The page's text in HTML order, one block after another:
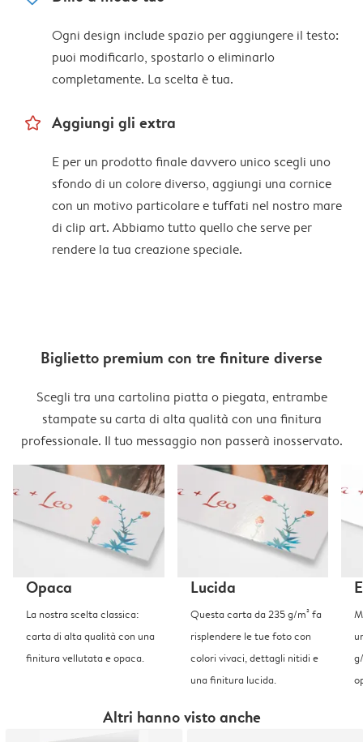
Ogni design include spazio per aggiungere il testo:
puoi modificarlo, spostarlo o eliminarlo
completamente. La scelta è tua.
star_outline Aggiungi gli extra
E per un prodotto finale davvero unico scegli uno
sfondo di un colore diverso, aggiungi una cornice
con un motivo particolare e tuffati nel nostro mare
di clip art. Abbiamo tutto quello che serve per
rendere la tua creazione speciale.
Biglietto premium con tre finiture diverse
Scegli tra una cartolina piatta o piegata, entrambe
stampate su carta di alta qualità con una finitura
professionale. Il tuo messaggio non passerà inosservato.
Opaca
La nostra scelta classica:
carta di alta qualità con una
finitura vellutata e opaca.
Lucida
Questa carta da 235 g/m² fa
risplendere le tue foto con
colori vivaci, dettagli nitidi e
una finitura lucida.
Altri hanno visto anche